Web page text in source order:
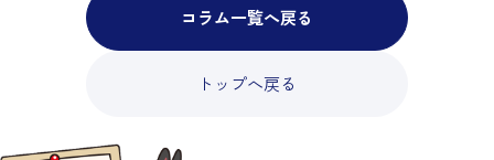
コラム一覧へ戻る
トップへ戻る